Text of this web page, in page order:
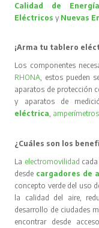
Calidad de Energía
Eléctricos y Nuevas
¡Arma tu tablero
Los componentes
RHONA , estos pueden
aparatos de protección
y aparatos de
eléctrica amperímetros
¿Cuáles son los
La electromovilidad
desde cargadores de
concepto verde del uso
la calidad del aire,
desarrollo de ciudades
encontrar desde